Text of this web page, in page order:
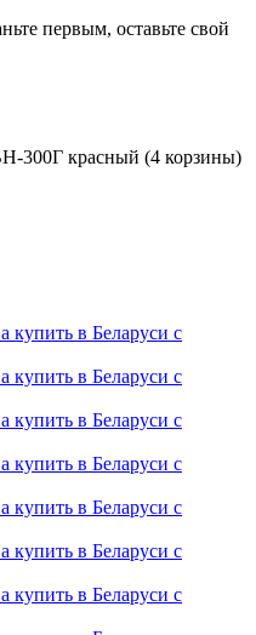
первым, оставьте свой
300Г красный (4 корзины)